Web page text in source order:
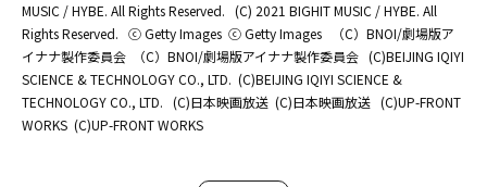
MUSIC / HYBE. All Rights Reserved. (C) 2021 BIGHIT MUSIC / HYBE. All
Rights Reserved. ⓒ Getty Images ⓒ Getty Images
（C）BNOI/劇場版ア
イナナ製作委員会
（C）BNOI/劇場版アイナナ製作委員会 (C)BEIJING IQIYI
SCIENCE & TECHNOLOGY CO., LTD. (C)BEIJING IQIYI SCIENCE &
TECHNOLOGY CO., LTD. (C)日本映画放送 (C)日本映画放送 (C)UP-FRONT
WORKS (C)UP-FRONT WORKS